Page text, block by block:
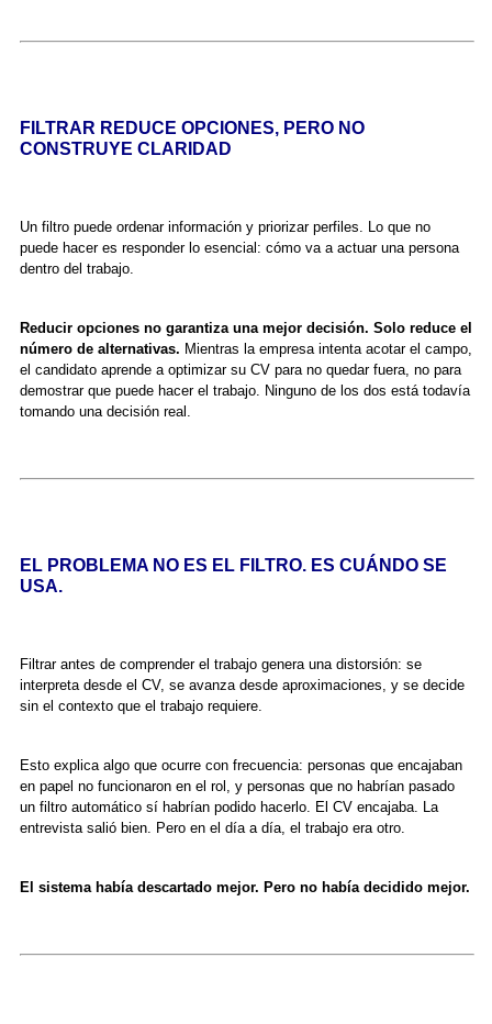
FILTRAR REDUCE OPCIONES, PERO NO
CONSTRUYE CLARIDAD
Un filtro puede ordenar información y priorizar perfiles. Lo que no
puede hacer es responder lo esencial: cómo va a actuar una persona
dentro del trabajo.
Reducir opciones no garantiza una mejor decisión. Solo reduce el
número de alternativas. Mientras la empresa intenta acotar el campo,
el candidato aprende a optimizar su CV para no quedar fuera, no para
demostrar que puede hacer el trabajo. Ninguno de los dos está todavía
tomando una decisión real.
EL PROBLEMA NO ES EL FILTRO. ES CUÁNDO SE
USA.
Filtrar antes de comprender el trabajo genera una distorsión: se
interpreta desde el CV, se avanza desde aproximaciones, y se decide
sin el contexto que el trabajo requiere.
Esto explica algo que ocurre con frecuencia: personas que encajaban
en papel no funcionaron en el rol, y personas que no habrían pasado
un filtro automático sí habrían podido hacerlo. El CV encajaba. La
entrevista salió bien. Pero en el día a día, el trabajo era otro.
El sistema había descartado mejor. Pero no había decidido mejor.